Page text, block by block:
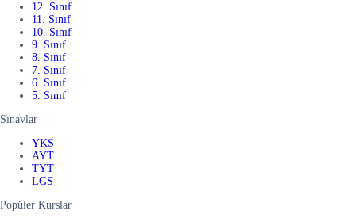
12. Sınıf
11. Sınıf
10. Sınıf
9. Sınıf
8. Sınıf
7. Sınıf
6. Sınıf
5. Sınıf
Sınavlar
YKS
AYT
TYT
LGS
Popüler Kurslar